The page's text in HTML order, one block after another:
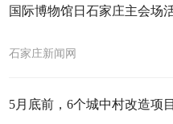
石家庄新闻网
5月底前，6个城中村改造项